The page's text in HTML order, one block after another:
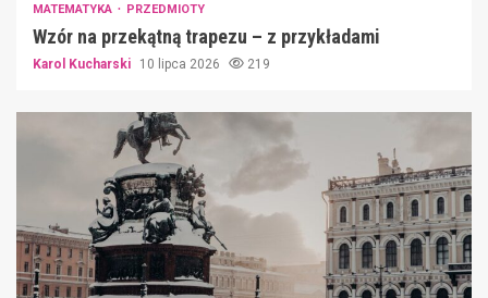
MATEMATYKA PRZEDMIOTY
Wzór na przekątną trapezu – z przykładami
Karol Kucharski 10 lipca 2026 219